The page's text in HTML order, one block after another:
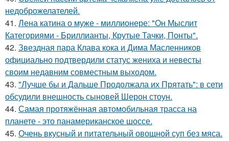
недоброжелателей.
41. Лена катина о муже - миллионере: "Он Мыслит
Категориями - Бриллианты, Крутые Тачки, Понты".
42. Звездная пара Клава кока и Дима Масленников
официально подтвердили статус жениха и невесты
своим недавним совместным выходом.
43. "Лучше бы и Дальше Продолжала их Прятать": в сети
обсудили внешность сыновей Шерон стоун.
44. Самая протяжённая автомобильная трасса на
планете - это панамериканское шоссе.
45. Очень вкусный и питательный овощной суп без мяса.